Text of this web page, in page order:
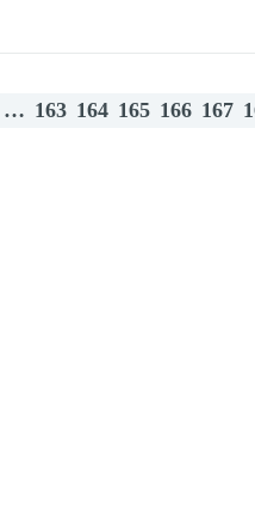
… 163 164 165 166 167